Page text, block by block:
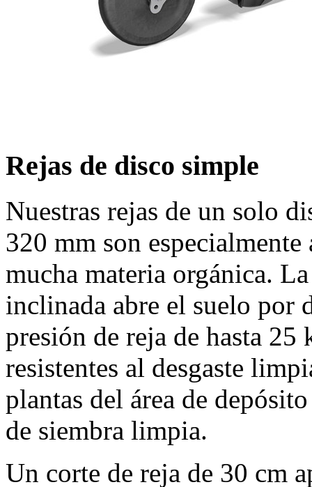
Rejas de disco simple
Nuestras rejas de un solo
320 mm son especialmente
mucha materia orgánica.
inclinada abre el suelo por
presión de reja de hasta 25
resistentes al desgaste
plantas del área de
de siembra limpia.
Un corte de reja de 30 cm